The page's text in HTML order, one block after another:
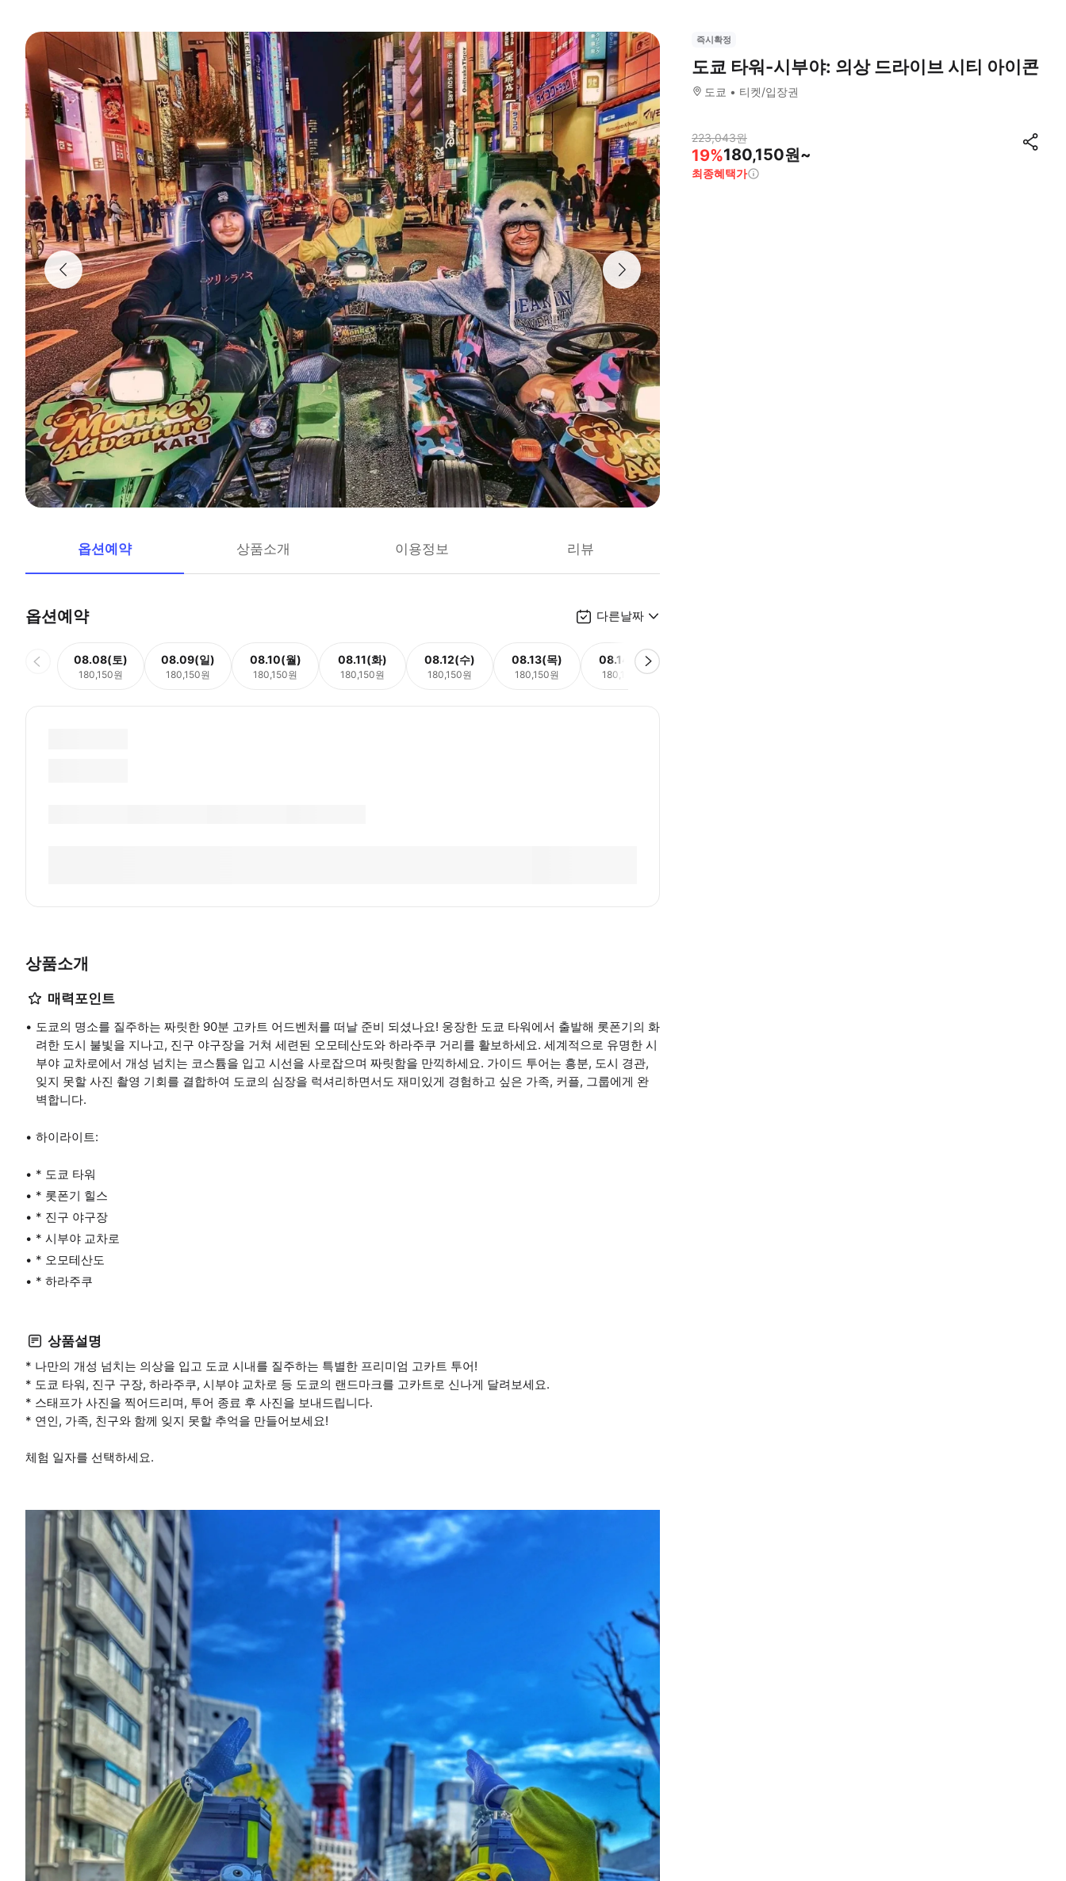
옵션예약 상품소개 이용정보 리뷰
옵션예약 다른날짜
08.08(토)
180,150원
08.09(일)
180,150원
08.10(월)
180,150원
08.11(화)
180,150원
08.12(수)
180,150원
08.13(목)
180,150원
08.14(금)
180,150원
상품소개
매력포인트
도쿄의 명소를 질주하는 짜릿한 90분 고카트 어드벤처를 떠날 준비 되셨나요! 웅장한 도쿄 타워에서 출발해 롯폰기의 화
려한 도시 불빛을 지나고, 진구 야구장을 거쳐 세련된 오모테산도와 하라주쿠 거리를 활보하세요. 세계적으로 유명한 시
부야 교차로에서 개성 넘치는 코스튬을 입고 시선을 사로잡으며 짜릿함을 만끽하세요. 가이드 투어는 흥분, 도시 경관,
잊지 못할 사진 촬영 기회를 결합하여 도쿄의 심장을 럭셔리하면서도 재미있게 경험하고 싶은 가족, 커플, 그룹에게 완
벽합니다.
하이라이트:
* 도쿄 타워
* 롯폰기 힐스
* 진구 야구장
* 시부야 교차로
* 오모테산도
* 하라주쿠
상품설명
* 나만의 개성 넘치는 의상을 입고 도쿄 시내를 질주하는 특별한 프리미엄 고카트 투어!
* 도쿄 타워, 진구 구장, 하라주쿠, 시부야 교차로 등 도쿄의 랜드마크를 고카트로 신나게 달려보세요.
* 스태프가 사진을 찍어드리며, 투어 종료 후 사진을 보내드립니다.
* 연인, 가족, 친구와 함께 잊지 못할 추억을 만들어보세요!
체험 일자를 선택하세요.
즉시확정
도쿄 타워-시부야: 의상 드라이브 시티 아이콘
도쿄 티켓/입장권
223,043원
19%180,150원~
최종혜택가